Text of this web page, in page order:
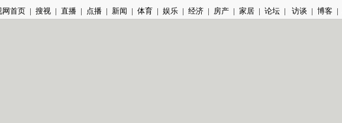
网首页 | 搜视 | 直播 | 点播 | 新闻 | 体育 | 娱乐 | 经济 | 房产 | 家居 | 论坛 | 访谈 | 博客 |